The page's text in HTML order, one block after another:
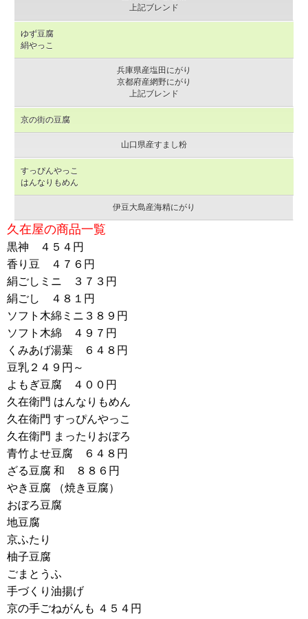
上記ブレンド
ゆず豆腐
絹やっこ
兵庫県産塩田にがり
京都府産網野にがり
上記ブレンド
京の街の豆腐
山口県産すまし粉
すっぴんやっこ
はんなりもめん
伊豆大島産海精にがり
久在屋の商品一覧
黒神 ４５４円
香り豆 ４７６円
絹ごしミニ ３７３円
絹ごし ４８１円
ソフト木綿ミニ３８９円
ソフト木綿 ４９７円
くみあげ湯葉 ６４８円
豆乳２４９円～
よもぎ豆腐 ４００円
久在衛門 はんなりもめん
久在衛門 すっぴんやっこ
久在衛門 まったりおぼろ
青竹よせ豆腐 ６４８円
ざる豆腐 和 ８８６円
やき豆腐 （焼き豆腐）
おぼろ豆腐
地豆腐
京ふたり
柚子豆腐
ごまとうふ
手づくり油揚げ
京の手ごねがんも ４５４円